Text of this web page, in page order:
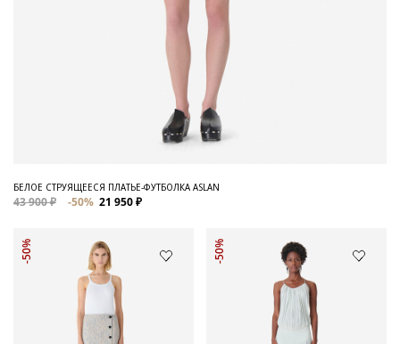
БЕЛОЕ СТРУЯЩЕЕСЯ ПЛАТЬЕ-ФУТБОЛКА ASLAN
43 900 ₽ -50% 21 950 ₽
-50% -50%